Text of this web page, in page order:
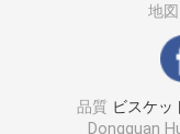
空のクッキーの
食品保存缶
地図
品質 ビスケッ
Dongguan